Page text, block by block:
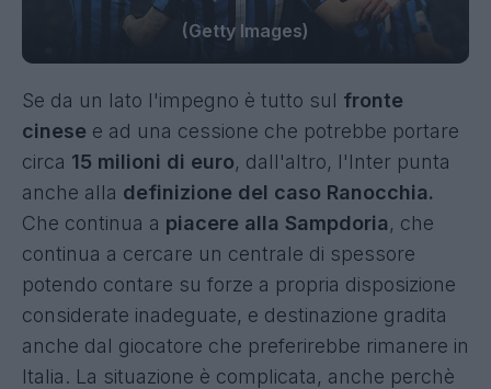
(Getty Images)
Se da un lato l'impegno è tutto sul fronte
cinese e ad una cessione che potrebbe portare
circa 15 milioni di euro, dall'altro, l'Inter punta
anche alla definizione del caso Ranocchia.
Che continua a piacere alla Sampdoria, che
continua a cercare un centrale di spessore
potendo contare su forze a propria disposizione
considerate inadeguate, e destinazione gradita
anche dal giocatore che preferirebbe rimanere in
Italia. La situazione è complicata, anche perchè